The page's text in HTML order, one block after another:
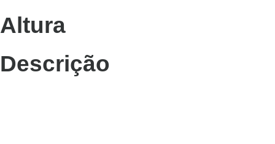
Altura
Descrição